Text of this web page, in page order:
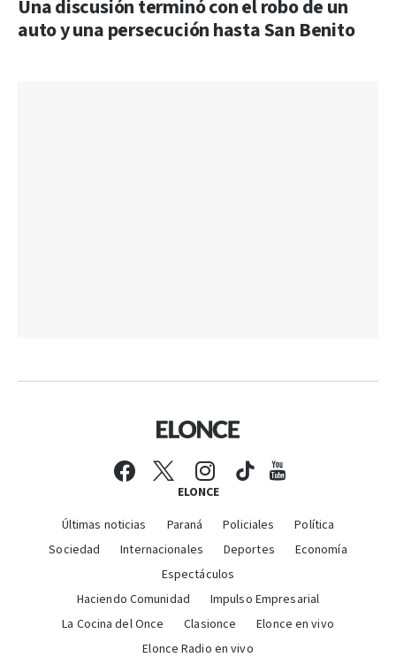
Una discusión terminó con el robo de un
auto y una persecución hasta San Benito
ELONCE
Últimas noticias Paraná Policiales
Política
Sociedad
Internacionales Deportes
Economía
Espectáculos
Haciendo Comunidad
Impulso Empresarial
La Cocina del Once
Clasionce
Elonce en vivo
Elonce Radio en vivo